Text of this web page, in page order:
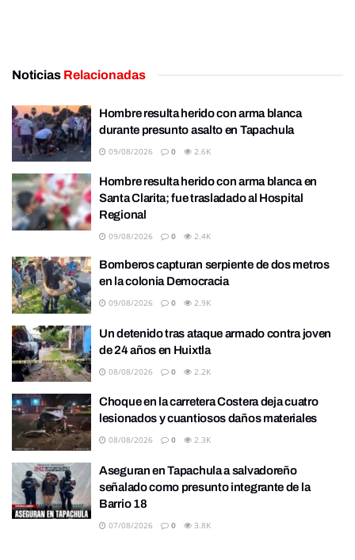
Noticias Relacionadas
Hombre resulta herido con arma blanca
durante presunto asalto en Tapachula
09/08/2026 0 2.6K
Hombre resulta herido con arma blanca en
Santa Clarita; fue trasladado al Hospital
Regional
09/08/2026 0 2.4K
Bomberos capturan serpiente de dos metros
en la colonia Democracia
09/08/2026 0 2.9K
Un detenido tras ataque armado contra joven
de 24 años en Huixtla
08/08/2026 0 2.2K
Choque en la carretera Costera deja cuatro
lesionados y cuantiosos daños materiales
08/08/2026 0 2.3K
Aseguran en Tapachula a salvadoreño
señalado como presunto integrante de la
Barrio 18
07/08/2026 0 3.8K